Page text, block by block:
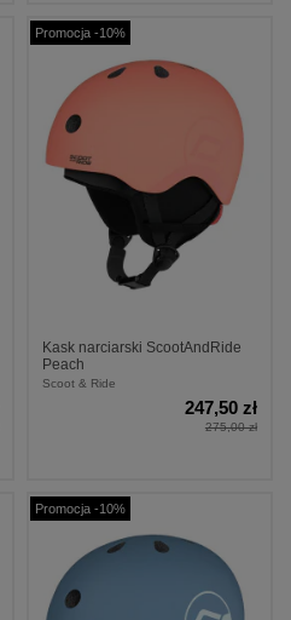
Promocja -10%
Kask narciarski ScootAndRide
Peach
Scoot & Ride
247,50 zł
275,00 zł
Promocja -10%